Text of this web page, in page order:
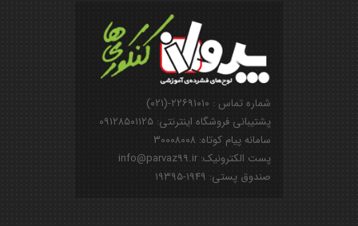
شماره تماس : ۲۲۶۹۱۰۱۰-(۰۲۱)
پشتیبانی فروشگاه اینترنتی: ۰۹۱۲۸۵۰۱۱۲۵
سامانه پیام کوتاه: ۳۰۰۰۸۰۰۸
پست الکترونیک: info@parvaz99.ir
صندوق پستی: ۱۹۴۹-۱۹۳۹۵